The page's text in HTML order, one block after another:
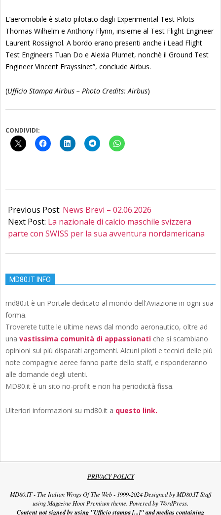
L’aeromobile è stato pilotato dagli Experimental Test Pilots
Thomas Wilhelm e Anthony Flynn, insieme al Test Flight Engineer
Laurent Rossignol. A bordo erano presenti anche i Lead Flight
Test Engineers Tuan Do e Alexia Plumet, nonchè il Ground Test
Engineer Vincent Frayssinet”, conclude Airbus.
(Ufficio Stampa Airbus – Photo Credits: Airbus)
CONDIVIDI:
06-
02
Previous Post: News Brevi – 02.06.2026
Next Post: La nazionale di calcio maschile svizzera
parte con SWISS per la sua avventura nordamericana
MD80.IT INFO
md80.it è un Portale dedicato al mondo dell'Aviazione in ogni sua
forma.
Troverete tutte le ultime news dal mondo aeronautico, oltre ad
una vastissima comunità di appassionati che si scambiano
opinioni sui più disparati argomenti. Alcuni piloti e tecnici delle più
note compagnie aeree fanno parte dello staff, e risponderanno
alle domande degli utenti.
MD80.it è un sito no-profit e non ha periodicità fissa.
Ulteriori informazioni su md80.it a questo link.
PRIVACY POLICY
MD80.IT - The Italian Wings Of The Web - 1999-2024 Designed by MD80.IT Staff
using Magazine Hoot Premium theme. Powered by WordPress.
Content not signed by using "Ufficio stampa [...]" and medias containing